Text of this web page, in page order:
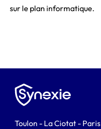
sur le plan informatique.
Toulon - La Ciotat - Paris